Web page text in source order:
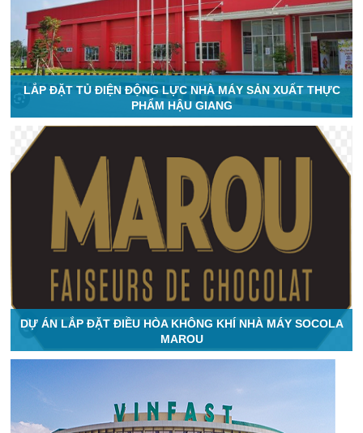
LẮP ĐẶT TỦ ĐIỆN ĐỘNG LỰC NHÀ MÁY SẢN XUẤT THỰC
PHẨM HẬU GIANG
DỰ ÁN LẮP ĐẶT ĐIỀU HÒA KHÔNG KHÍ NHÀ MÁY SOCOLA
MAROU